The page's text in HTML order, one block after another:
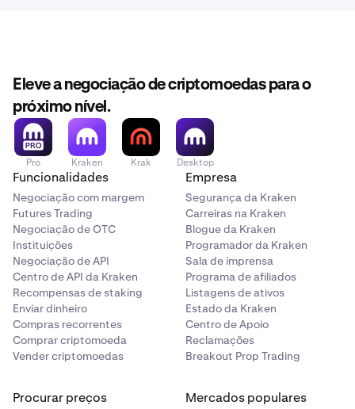
Eleve a negociação de criptomoedas para o
próximo nível.
Pro Kraken Krak Desktop
Funcionalidades
Negociação com margem
Futures Trading
Negociação de OTC
Instituições
Negociação de API
Centro de API da Kraken
Recompensas de staking
Enviar dinheiro
Compras recorrentes
Comprar criptomoeda
Vender criptomoedas
Empresa
Segurança da Kraken
Carreiras na Kraken
Blogue da Kraken
Programador da Kraken
Sala de imprensa
Programa de afiliados
Listagens de ativos
Estado da Kraken
Centro de Apoio
Reclamações
Breakout Prop Trading
Procurar preços Mercados populares